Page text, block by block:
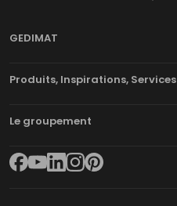
GEDIMAT
Produits, Inspirations, Services
Le groupement